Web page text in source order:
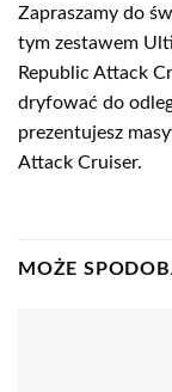
Zapraszamy do
tym zestawem
Republic Attack
dryfować do
prezentujesz
Attack Cruiser.
MOŻE